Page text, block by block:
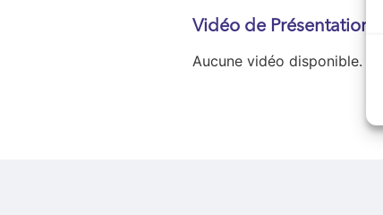
Vidéo de Présentation
Aucune vidéo disponible.